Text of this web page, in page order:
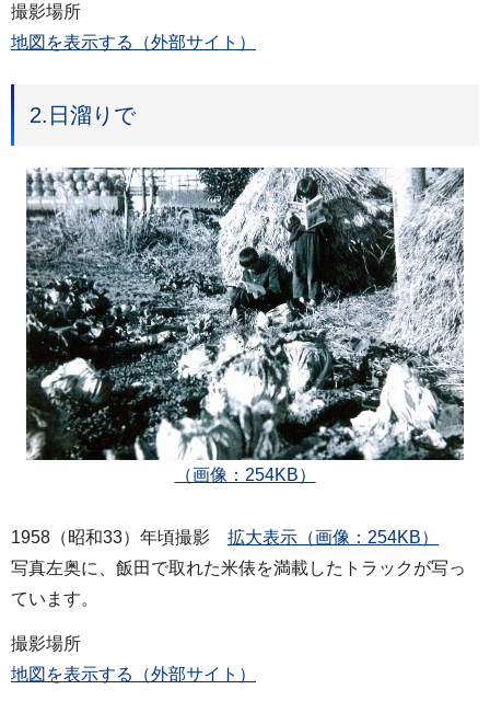
撮影場所
地図を表示する（外部サイト）
2.日溜りで
（画像：254KB）
1958（昭和33）年頃撮影 拡大表示（画像：254KB）
写真左奥に、飯田で取れた米俵を満載したトラックが写っ
ています。
撮影場所
地図を表示する（外部サイト）